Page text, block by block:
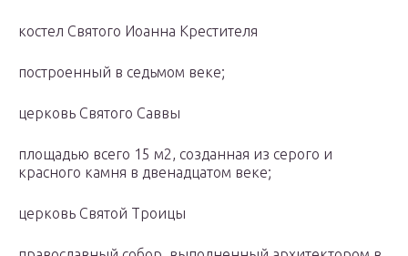
костел Святого Иоанна Крестителя
построенный в седьмом веке;
церковь Святого Саввы
площадью всего 15 м2, созданная из серого и
красного камня в двенадцатом веке;
церковь Святой Троицы